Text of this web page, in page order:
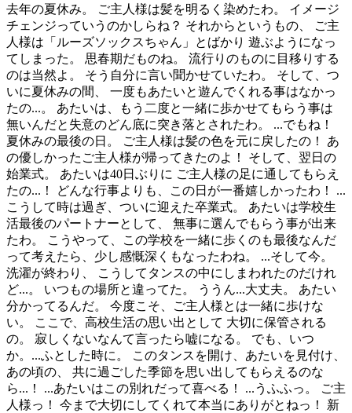
去年の夏休み。 ご主人様は髪を明るく染めたわ。 イメージ
チェンジっていうのかしらね？ それからというもの、 ご主
人様は「ルーズソックスちゃん」とばかり 遊ぶようになっ
てしまった。 思春期だものね。 流行りのものに目移りする
のは当然よ。 そう自分に言い聞かせていたわ。 そして、つ
いに夏休みの間、 一度もあたいと遊んでくれる事はなかっ
たの...。 あたいは、もう二度と一緒に歩かせてもらう事は
無いんだと失意のどん底に突き落とされたわ。 ...でもね！
夏休みの最後の日。 ご主人様は髪の色を元に戻したの！ あ
の優しかったご主人様が帰ってきたのよ！ そして、翌日の
始業式。 あたいは40日ぶりに ご主人様の足に通してもらえ
たの...！ どんな行事よりも、この日が一番嬉しかったわ！ ...
こうして時は過ぎ、ついに迎えた卒業式。 あたいは学校生
活最後のパートナーとして、 無事に選んでもらう事が出来
たわ。 こうやって、この学校を一緒に歩くのも最後なんだ
って考えたら、少し感慨深くもなったわね。 ...そして今。
洗濯が終わり、 こうしてタンスの中にしまわれたのだけれ
ど...。 いつもの場所と違ってた。 ううん...大丈夫。 あたい
分かってるんだ。 今度こそ、ご主人様とは一緒に歩けな
い。 ここで、高校生活の思い出として 大切に保管される
の。 寂しくないなんて言ったら嘘になる。 でも、いつ
か。...ふとした時に。 このタンスを開け、あたいを見付け、
あの頃の、 共に過ごした季節を思い出してもらえるのな
ら...！ ...あたいはこの別れだって喜べる！ ...うふふっ。 ご主
人様っ！ 今まで大切にしてくれて本当にありがとねっ！ 新